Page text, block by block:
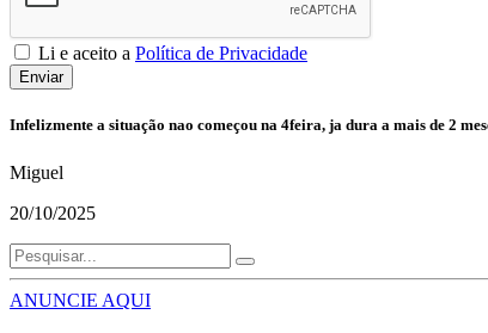
Li e aceito a Política de Privacidade
Enviar
Infelizmente a situação nao começou na 4feira, ja dura a mais de 2
Miguel
20/10/2025
ANUNCIE AQUI